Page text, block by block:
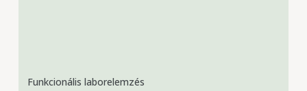
Funkcionális laborelemzés